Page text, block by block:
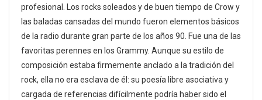
profesional. Los rocks soleados y de buen tiempo de Crow y
las baladas cansadas del mundo fueron elementos básicos
de la radio durante gran parte de los años 90. Fue una de las
favoritas perennes en los Grammy. Aunque su estilo de
composición estaba firmemente anclado a la tradición del
rock, ella no era esclava de él: su poesía libre asociativa y
cargada de referencias difícilmente podría haber sido el